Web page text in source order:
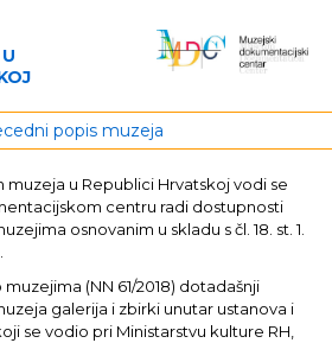
popis muzeja
muzeja u Republici Hrvatskoj vodi se
centru radi dostupnosti
osnovanim u skladu s čl. 18. st. 1.
(NN 61/2018) dotadašnji
galerija i zbirki unutar ustanova i
se vodio pri Ministarstvu kulture RH,